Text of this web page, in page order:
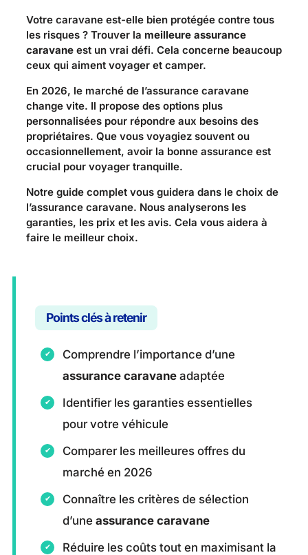
Votre caravane est-elle bien protégée contre tous
les risques ? Trouver la meilleure assurance
caravane est un vrai défi. Cela concerne beaucoup
ceux qui aiment voyager et camper.
En 2026, le marché de l’assurance caravane
change vite. Il propose des options plus
personnalisées pour répondre aux besoins des
propriétaires. Que vous voyagiez souvent ou
occasionnellement, avoir la bonne assurance est
crucial pour voyager tranquille.
Notre guide complet vous guidera dans le choix de
l’assurance caravane. Nous analyserons les
garanties, les prix et les avis. Cela vous aidera à
faire le meilleur choix.
Points clés à retenir
Comprendre l’importance d’une
assurance caravane adaptée
Identifier les garanties essentielles
pour votre véhicule
Comparer les meilleures offres du
marché en 2026
Connaître les critères de sélection
d’une assurance caravane
Réduire les coûts tout en maximisant la